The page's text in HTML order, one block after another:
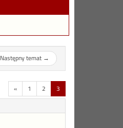
Następny temat→
« 1 2 3